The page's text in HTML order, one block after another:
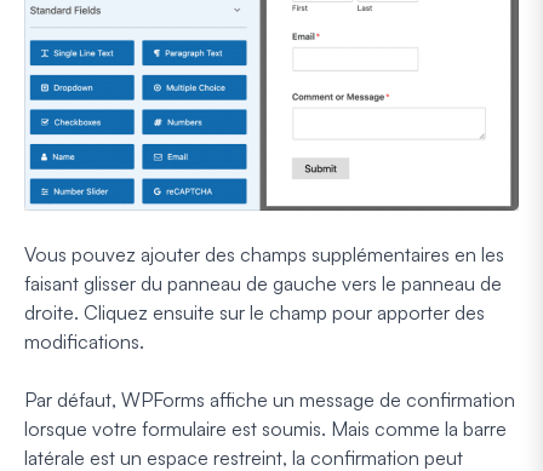
Vous pouvez ajouter des champs supplémentaires en les
faisant glisser du panneau de gauche vers le panneau de
droite. Cliquez ensuite sur le champ pour apporter des
modifications.
Par défaut, WPForms affiche un message de confirmation
lorsque votre formulaire est soumis. Mais comme la barre
latérale est un espace restreint, la confirmation peut